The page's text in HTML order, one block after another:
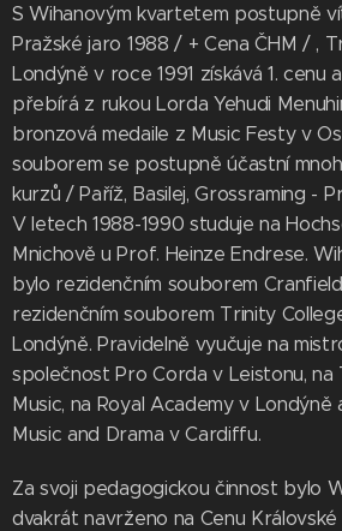
S Wihanovým kvartetem postupně
Pražské jaro 1988 / + Cena ČHM / ,
Londýně v roce 1991 získává 1. cenu
přebírá z rukou Lorda Yehudi
bronzová medaile z Music Festy v
souborem se postupně účastní
kurzů / Paříž, Basilej, Grossraming -
V letech 1988-1990 studuje na
Mnichově u Prof. Heinze Endrese.
bylo rezidenčním souborem
rezidenčním souborem Trinity
Londýně. Pravidelně vyučuje na
společnost Pro Corda v Leistonu,
Music, na Royal Academy v
Music and Drama v Cardiffu.
Za svoji pedagogickou činnost bylo
dvakrát navrženo na Cenu